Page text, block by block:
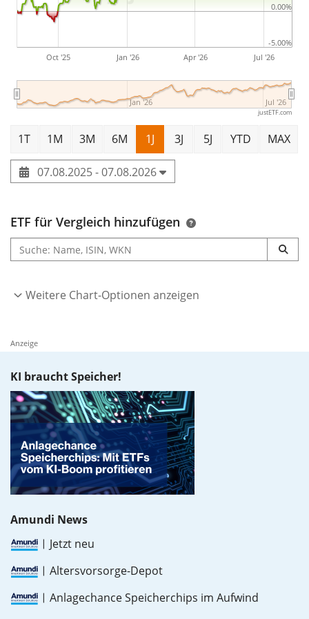
Oct '25 Jan '26 Apr '26 Jul '26
Jan '26 Jul '26
-5.00%
0.00%
justETF.com
1T 1M 3M 6M 1J 3J 5J YTD MAX
07.08.2025 - 07.08.2026
ETF für Vergleich hinzufügen
Weitere Chart-Optionen anzeigen
Anzeige
KI braucht Speicher!
Amundi News
Jetzt neu
Altersvorsorge-Depot
Anlagechance Speicherchips im Aufwind